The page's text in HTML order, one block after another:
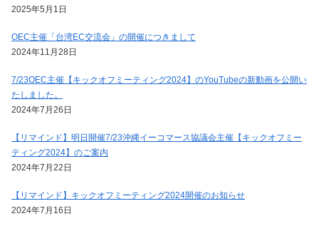
2025年5月1日
OEC主催「台湾EC交流会」の開催につきまして
2024年11月28日
7/23OEC主催【キックオフミーティング2024】のYouTubeの新動画を公開い
たしました。
2024年7月26日
【リマインド】明日開催7/23沖縄イーコマース協議会主催【キックオフミー
ティング2024】のご案内
2024年7月22日
【リマインド】キックオフミーティング2024開催のお知らせ
2024年7月16日